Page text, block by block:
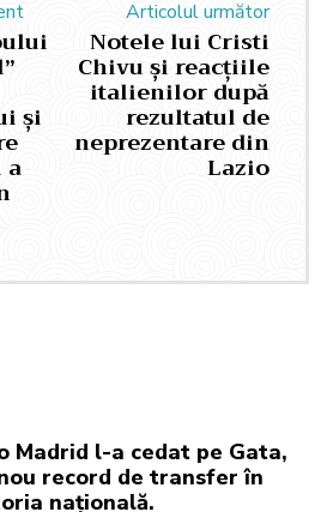
și
Articolul următor
Notele lui Cristi
Chivu și reacțiile
italienilor după
rezultatul de
neprezentare din
Lazio
Madrid l-a cedat pe Gata,
record de transfer în
națională.